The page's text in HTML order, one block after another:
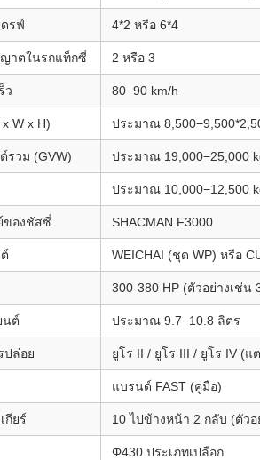
รฟ์ 4*2 หรือ 6*4
าตในรถแท็กซี่ 2 หรือ 3
ว 80−90 km/h
W x H) ประมาณ
รวม (GVW) ประมาณ 19,000−25,000
ประมาณ 10,000−12,500
ของชัสซี่ SHACMAN F3000
WEICHAI (ชุด WP) หรือ
300-380 HP (ตัวอย่างเช่น
นต์ ประมาณ 9.7−10.8 ลิตร
ปล่อย ยูโร II / ยูโร III / ยูโร IV (
แบรนด์ FAST (คู่มือ)
กียร์ 10 ไปข้างหน้า 2 กลับ (ตัวอ
Φ430 ประเภทเปลือก